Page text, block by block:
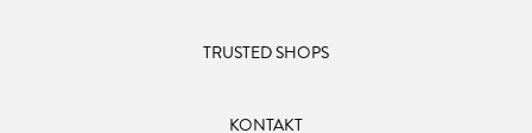
TRUSTED SHOPS
KONTAKT